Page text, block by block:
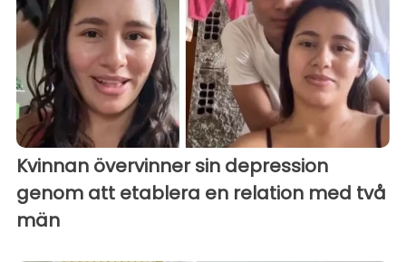
Kvinnan övervinner sin depression
genom att etablera en relation med två
män